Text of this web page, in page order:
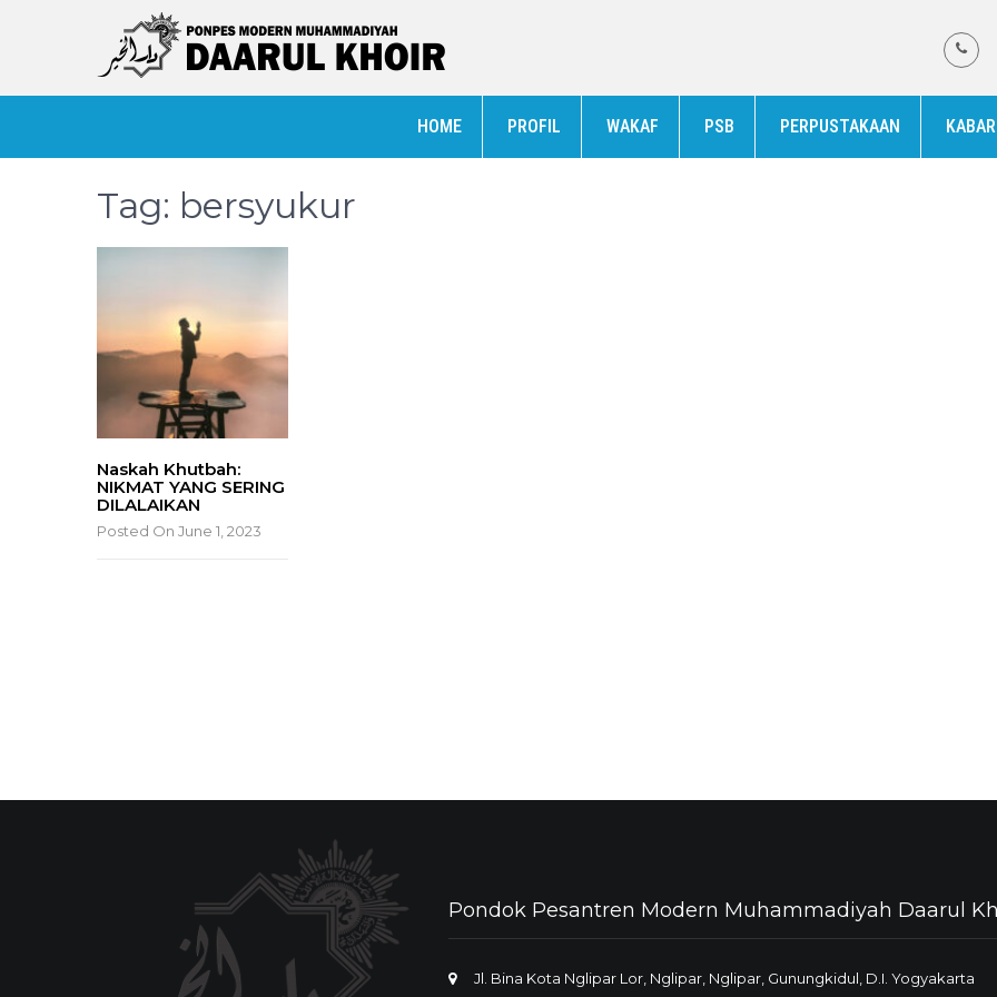
HOME PROFIL WAKAF PSB PERPUSTAKAAN KABAR
Tag: bersyukur
Naskah Khutbah:
NIKMAT YANG SERING
DILALAIKAN
Posted On June 1, 2023
Pondok Pesantren Modern Muhammadiyah Daarul
Jl. Bina Kota Nglipar Lor, Nglipar, Nglipar, Gunungkidul, D.I. Yogyakarta